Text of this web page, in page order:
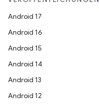
Android 17
Android 16
Android 15
Android 14
Android 13
Android 12